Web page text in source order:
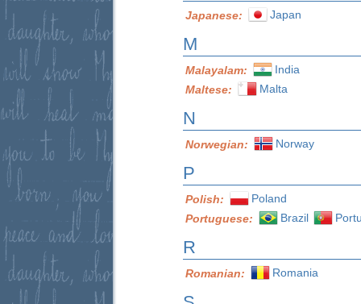
Japanese: Japan
M
Malayalam:
India
Maltese:
Malta
N
Norwegian: Norway
P
Polish:
Poland
Portuguese:
Brazil
R
Romanian: Romania